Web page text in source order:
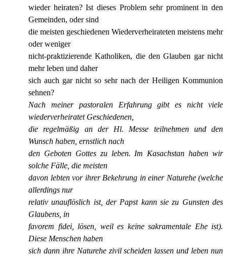
wieder heiraten? Ist dieses Problem sehr prominent in den
Gemeinden, oder sind
die meisten geschiedenen Wiederverheirateten meistens mehr
oder weniger
nicht-praktizierende Katholiken, die den Glauben gar nicht
mehr leben und daher
sich auch gar nicht so sehr nach der Heiligen Kommunion
sehnen?
Nach meiner pastoralen Erfahrung gibt es nicht viele
wiederverheiratet Geschiedenen,
die regelmäßig an der Hl. Messe teilnehmen und den
Wunsch haben, ernstlich nach
den Geboten Gottes zu leben. Im Kasachstan haben wir
solche Fälle, die meisten
davon lebten vor ihrer Bekehrung in einer Naturehe (welche
allerdings nur
relativ unauflöslich ist, der Papst kann sie zu Gunsten des
Glaubens, in
favorem fidei, lösen, weil es keine sakramentale Ehe ist).
Diese Menschen haben
sich dann ihre Naturehe zivil scheiden lassen und leben nun